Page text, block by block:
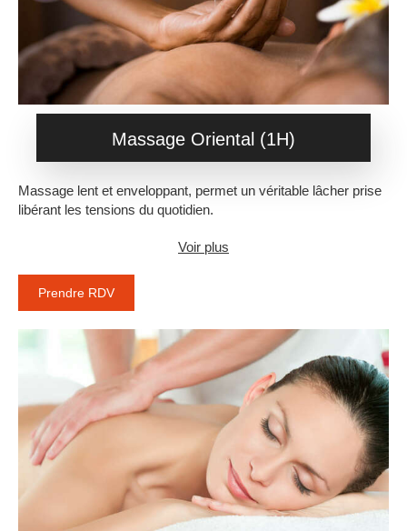
Massage Oriental (1H)
Massage lent et enveloppant, permet un véritable lâcher prise
libérant les tensions du quotidien.
Voir plus
Prendre RDV